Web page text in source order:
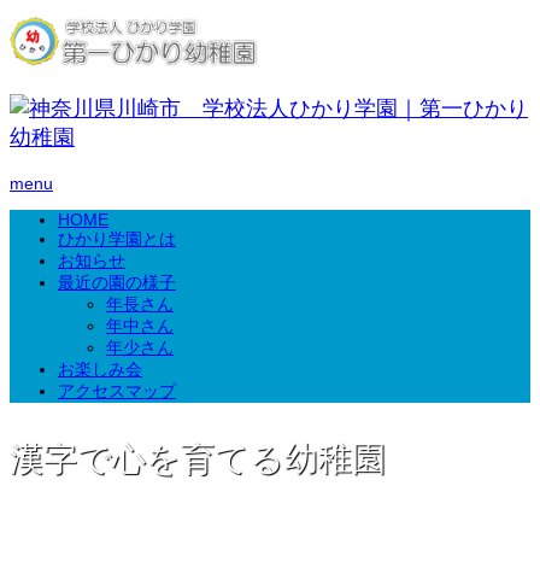
menu
HOME
ひかり学園とは
お知らせ
最近の園の様子
年長さん
年中さん
年少さん
お楽しみ会
アクセスマップ
漢字で心を育てる幼稚園